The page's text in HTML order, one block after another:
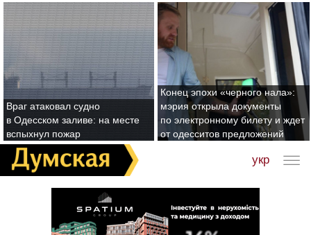
Враг атаковал судно
в Одесском заливе: на месте
вспыхнул пожар
Конец эпохи «черного нала»:
мэрия открыла документы
по электронному билету и ждет
от одесситов предложений
укр